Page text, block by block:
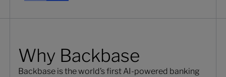
Why Backbase
Backbase is the world’s first AI-powered banking